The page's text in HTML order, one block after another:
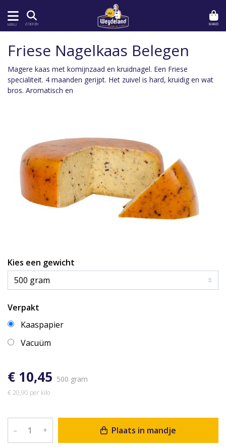
MENU ZOEKEN MAND
Friese Nagelkaas Belegen
Magere kaas met komijnzaad en kruidnagel. Een Friese
specialiteit. 4 maanden gerijpt. Het zuivel is hard, kruidig en wat
bros. Aromatisch en
Kies een gewicht
Verpakt
Kaaspapier
Vacuüm
€ 10,45 500 gram
€ 20,90 per kilo
– + Plaats in mandje